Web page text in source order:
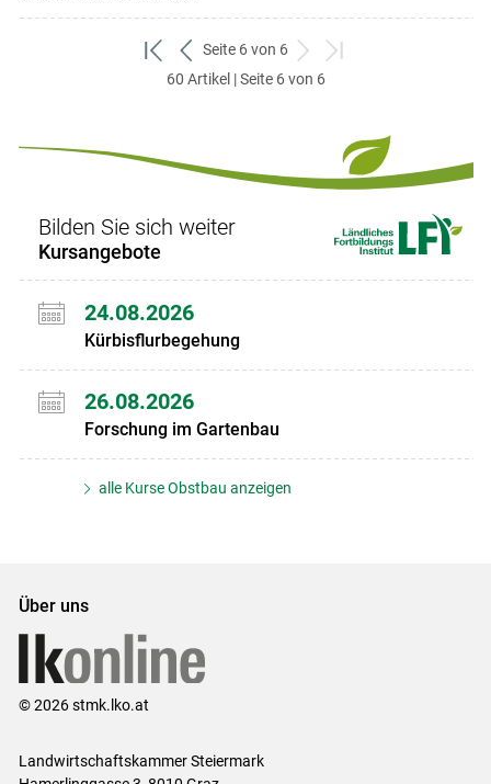
zum
ersten
zurück
zum
Seite 6 von 6
weiter
zum
zum
60 Artikel | Seite 6 von 6
Bilden Sie sich weiter
Kursangebote
24.08.2026
Kürbisflurbegehung
26.08.2026
Forschung im Gartenbau
alle Kurse Obstbau anzeigen
Über uns
© 2026 stmk.lko.at
Landwirtschaftskammer Steiermark